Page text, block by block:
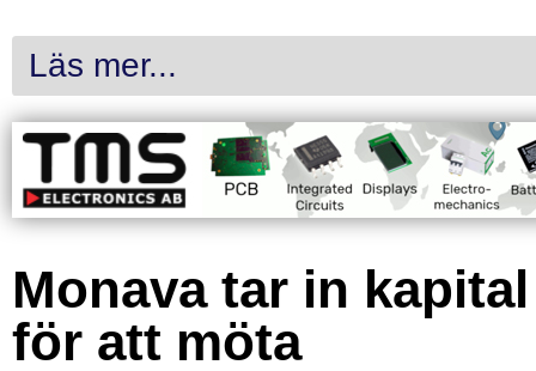
Läs mer...
Monava tar in kapital
för att möta